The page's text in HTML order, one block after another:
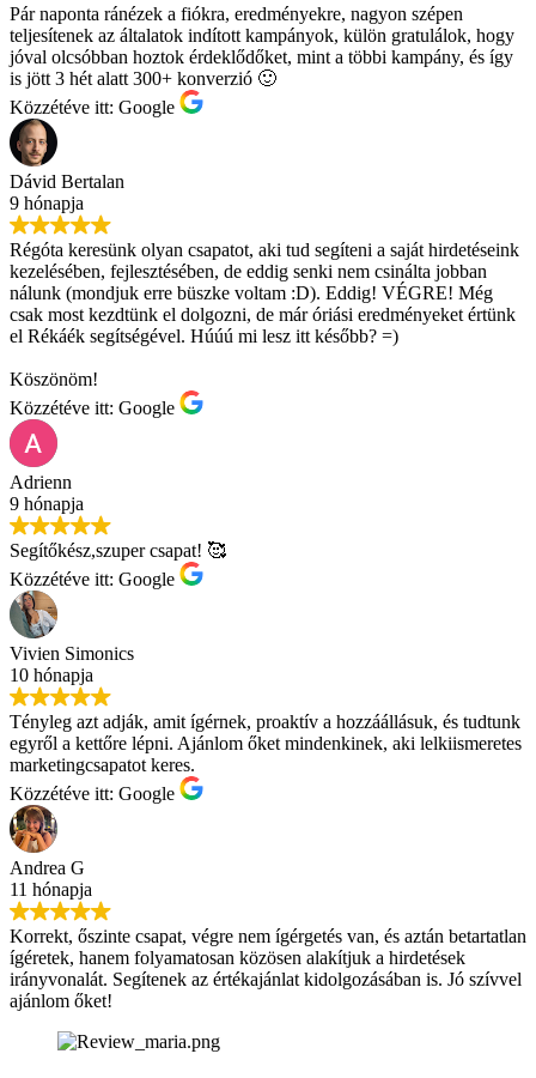
Pár naponta ránézek a fiókra, eredményekre, nagyon szépen
teljesítenek az általatok indított kampányok, külön gratulálok, hogy
jóval olcsóbban hoztok érdeklődőket, mint a többi kampány, és így
is jött 3 hét alatt 300+ konverzió 🙂
Közzétéve itt: Google
Dávid Bertalan
9 hónapja
Régóta keresünk olyan csapatot, aki tud segíteni a saját hirdetéseink
kezelésében, fejlesztésében, de eddig senki nem csinálta jobban
nálunk (mondjuk erre büszke voltam :D). Eddig! VÉGRE! Még
csak most kezdtünk el dolgozni, de már óriási eredményeket értünk
el Rékáék segítségével. Húúú mi lesz itt később? =)
Köszönöm!
Közzétéve itt: Google
Adrienn
9 hónapja
Segítőkész,szuper csapat! 🥰
Közzétéve itt: Google
Vivien Simonics
10 hónapja
Tényleg azt adják, amit ígérnek, proaktív a hozzáállásuk, és tudtunk
egyről a kettőre lépni. Ajánlom őket mindenkinek, aki lelkiismeretes
marketingcsapatot keres.
Közzétéve itt: Google
Andrea G
11 hónapja
Korrekt, őszinte csapat, végre nem ígérgetés van, és aztán betartatlan
ígéretek, hanem folyamatosan közösen alakítjuk a hirdetések
irányvonalát. Segítenek az értékajánlat kidolgozásában is. Jó szívvel
ajánlom őket!